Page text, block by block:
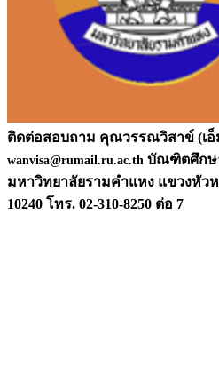
ติดต่อสอบถาม คุณวรรณวิสาข์ (เอ็
wanvisa@rumail.ru.ac.th บัณฑิตศึกษ
มหาวิทยาลัยรามคำแหง แขวงหัว
10240 โทร. 02-310-8250 ต่อ 7